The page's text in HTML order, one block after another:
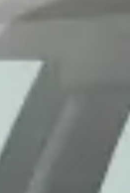
Crafter een melding van
De bus is vervolgens meerdere
Ondanks deze
definitief op te lossen. Tot op
de bus weer veel roet uit en heb ik
bezoeken, hoge kosten en een